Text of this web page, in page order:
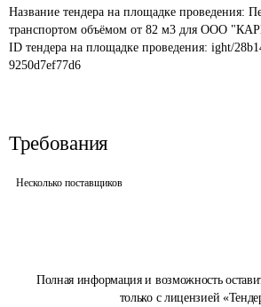
Полная информация и возможность
только с лицензией
Название тендера на площадке проведения:
транспортом объёмом от 82 м3 для ООО
ID тендера на площадке проведения: ight/
9250d7ef77d6
Требования
Несколько поставщиков